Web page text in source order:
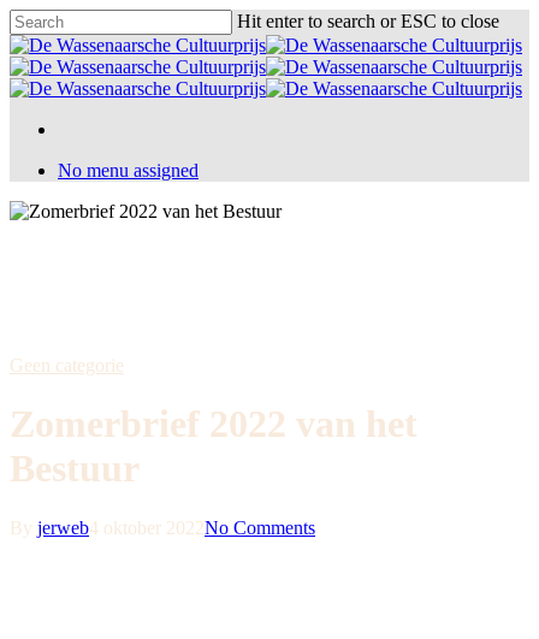
Skip
to
main
content
Hit enter to search or ESC to close
Close
Search
Menu
Menu No menu assigned
Geen categorie
Zomerbrief 2022 van het
Bestuur
By jerweb4 oktober 2022No Comments